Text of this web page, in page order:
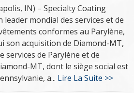
IN) – Specialty Coating
leader mondial des services et de
conformes au Parylène,
son acquisition de Diamond-MT,
services de Parylène et de
MT, dont le siège social est
a... Lire La Suite >>